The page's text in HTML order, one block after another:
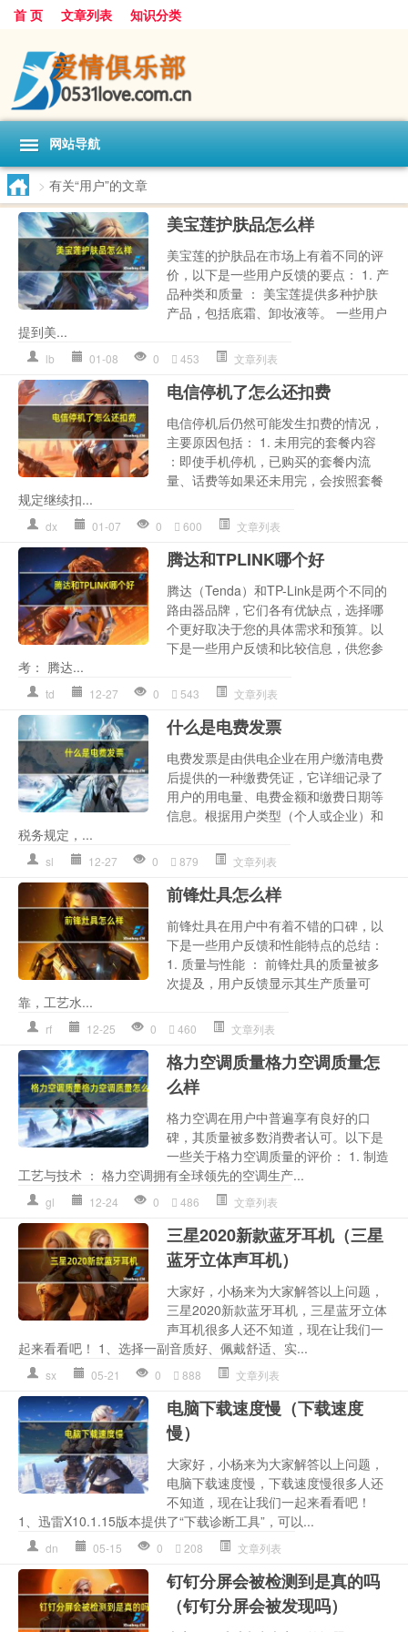
首 页 文章列表 知识分类
网站导航
> 有关“用户”的文章
美宝莲护肤品怎么样
美宝莲的护肤品在市场上有着不同的评
价，以下是一些用户反馈的要点： 1. 产
品种类和质量 ： 美宝莲提供多种护肤
产品，包括底霜、卸妆液等。 一些用户
提到美...
lb 01-08 0 453 文章列表
电信停机了怎么还扣费
电信停机后仍然可能发生扣费的情况，
主要原因包括： 1. 未用完的套餐内容
：即使手机停机，已购买的套餐内流
量、话费等如果还未用完，会按照套餐
规定继续扣...
dx 01-07 0 600 文章列表
腾达和TPLINK哪个好
腾达（Tenda）和TP-Link是两个不同的
路由器品牌，它们各有优缺点，选择哪
个更好取决于您的具体需求和预算。以
下是一些用户反馈和比较信息，供您参
考： 腾达...
td 12-27 0 543 文章列表
什么是电费发票
电费发票是由供电企业在用户缴清电费
后提供的一种缴费凭证，它详细记录了
用户的用电量、电费金额和缴费日期等
信息。根据用户类型（个人或企业）和
税务规定，...
sl 12-27 0 879 文章列表
前锋灶具怎么样
前锋灶具在用户中有着不错的口碑，以
下是一些用户反馈和性能特点的总结：
1. 质量与性能 ： 前锋灶具的质量被多
次提及，用户反馈显示其生产质量可
靠，工艺水...
rf 12-25 0 460 文章列表
格力空调质量格力空调质量怎
么样
格力空调在用户中普遍享有良好的口
碑，其质量被多数消费者认可。以下是
一些关于格力空调质量的评价： 1. 制造
工艺与技术 ： 格力空调拥有全球领先的空调生产...
gl 12-24 0 486 文章列表
三星2020新款蓝牙耳机（三星
蓝牙立体声耳机）
大家好，小杨来为大家解答以上问题，
三星2020新款蓝牙耳机，三星蓝牙立体
声耳机很多人还不知道，现在让我们一
起来看看吧！ 1、选择一副音质好、佩戴舒适、实...
sx 05-21 0 888 文章列表
电脑下载速度慢（下载速度
慢）
大家好，小杨来为大家解答以上问题，
电脑下载速度慢，下载速度慢很多人还
不知道，现在让我们一起来看看吧！
1、迅雷X10.1.15版本提供了“下载诊断工具”，可以...
dn 05-15 0 208 文章列表
钉钉分屏会被检测到是真的吗
（钉钉分屏会被发现吗）